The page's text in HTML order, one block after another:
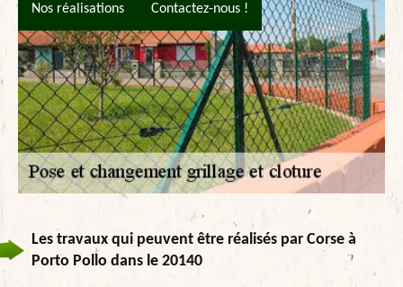
Nos réalisations Contactez-nous !
Les travaux qui peuvent être réalisés par Corse à
Porto Pollo dans le 20140